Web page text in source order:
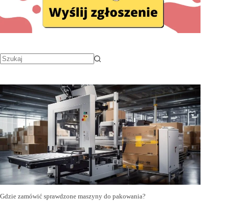
Gdzie zamówić sprawdzone maszyny do pakowania?